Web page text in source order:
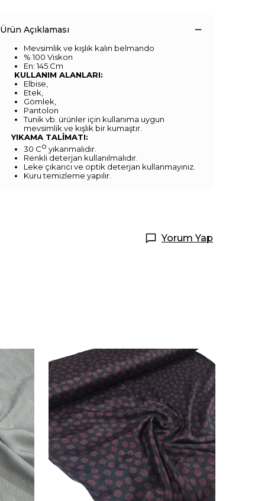
Ürün Açıklaması
Mevsimlik ve kışlık kalın belmando
% 100 Viskon
En: 145 Cm
KULLANIM ALANLARI:
Elbise,
Etek,
Gömlek,
Pantolon
Tunik vb. ürünler için kullanıma uygun
mevsimlik ve kışlık bir kumaştır.
YIKAMA TALİMATI:
30 Co yıkanmalıdır.
Renkli deterjan kullanılmalıdır.
Leke çıkarıcı ve optik deterjan kullanmayınız.
Kuru temizleme yapılır.
Yorum Yap